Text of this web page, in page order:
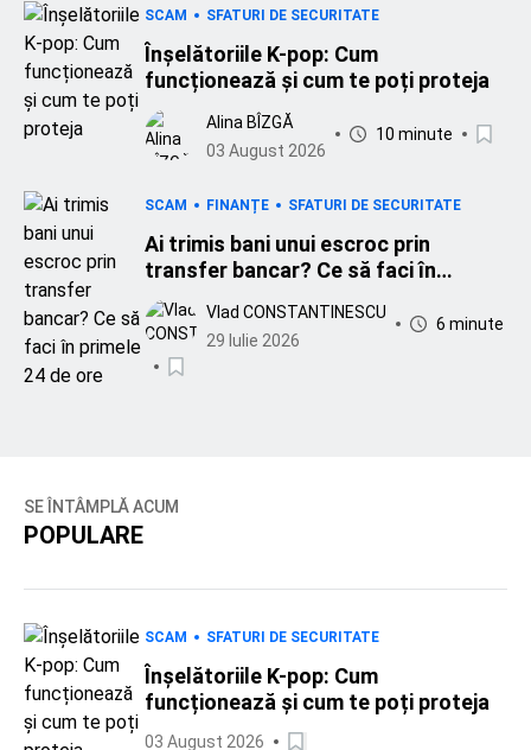
SCAM SFATURI DE SECURITATE
Înșelătoriile K-pop: Cum
funcționează și cum te poți proteja
Alina BÎZGĂ
03 August 2026
10 minute
SCAM FINANȚE SFATURI DE SECURITATE
Ai trimis bani unui escroc prin
transfer bancar? Ce să faci în
primele 24 de ore
Vlad CONSTANTINESCU
29 Iulie 2026
6 minute
SE ÎNTÂMPLĂ ACUM
POPULARE
SCAM SFATURI DE SECURITATE
Înșelătoriile K-pop: Cum
funcționează și cum te poți proteja
03 August 2026